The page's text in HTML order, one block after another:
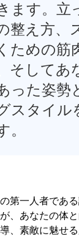
ます。立
整え方、
ための筋
そしてあ
った姿勢
スタイル
。
第一人者であ
、あなたの体
、素敵に魅せ